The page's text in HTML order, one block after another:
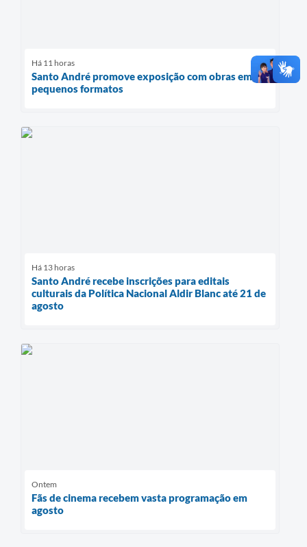
Há 11 horas
Santo André promove exposição com obras em
pequenos formatos
Há 13 horas
Santo André recebe inscrições para editais
culturais da Política Nacional Aldir Blanc até 21 de
agosto
Ontem
Fãs de cinema recebem vasta programação em
agosto